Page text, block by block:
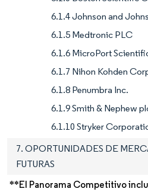
6.1.4 Johnson and
6.1.5 Medtronic PLC
6.1.6 MicroPort
6.1.7 Nihon Kohden
6.1.8 Penumbra Inc.
6.1.9 Smith & Nephew
6.1.10 Stryker
7. OPORTUNIDADES DE
FUTURAS
**El Panorama Competitivo